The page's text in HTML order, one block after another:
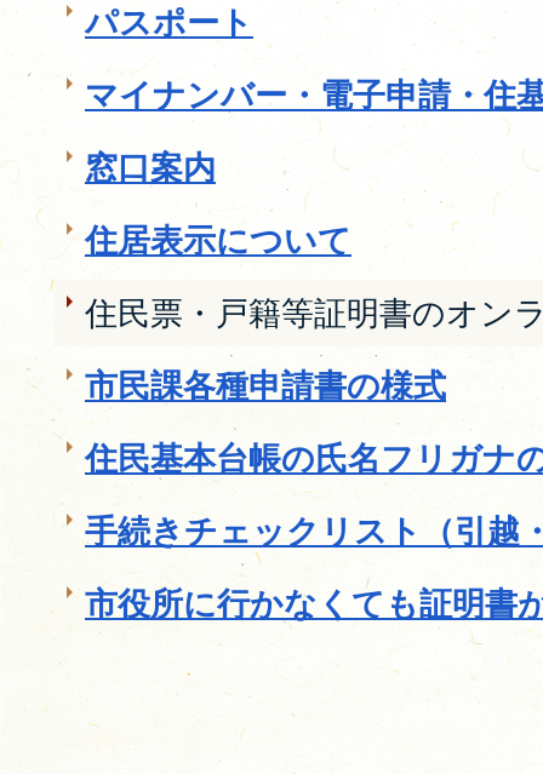
パスポート
マイナンバー・電子申請・住
窓口案内
住居表示について
住民票・戸籍等証明書のオン
市民課各種申請書の様式
住民基本台帳の氏名フリガナ
手続きチェックリスト（引越
市役所に行かなくても証明書